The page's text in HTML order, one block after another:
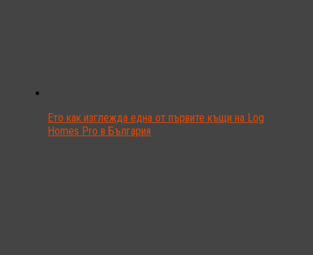
Ето как изглежда една от първите къщи на Log
Homes Pro в България